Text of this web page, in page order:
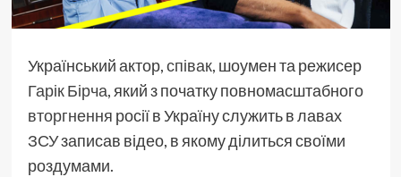
Український актор,співак, шоумен та режисер
Гарік Бірча, який з початку повномасштабного
вторгнення росії в Україну служить в лавах
ЗСУзаписав відео, в якому ділиться своїми
роздумами.